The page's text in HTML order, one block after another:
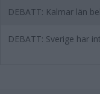
DEBATT: Kalmar län
DEBATT: Sverige har